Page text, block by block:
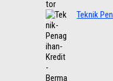
Teknik